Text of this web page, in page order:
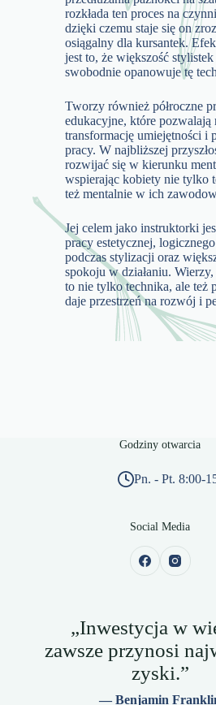
rozkłada ten proces na
dzięki czemu staje się on
osiągalny dla kursantek.
jest to, że większość
swobodnie opanowuje tę
Tworzy również półroczne
edukacyjne, które pozwalają
transformację umiejętności i
pracy. W najbliższej
rozwijać się w kierunku
wspierając kobiety nie tylko
też mentalnie w ich
Jej celem jako instruktorki
pracy estetycznej,
podczas stylizacji oraz
spokoju w działaniu.
to nie tylko technika, ale też
daje przestrzeń na rozwój i
Godziny otwarcia
Pn. - Pt. 8:00-
Social Media
„Inwestycja w
zawsze przynosi
zyski.”
— Benjamin